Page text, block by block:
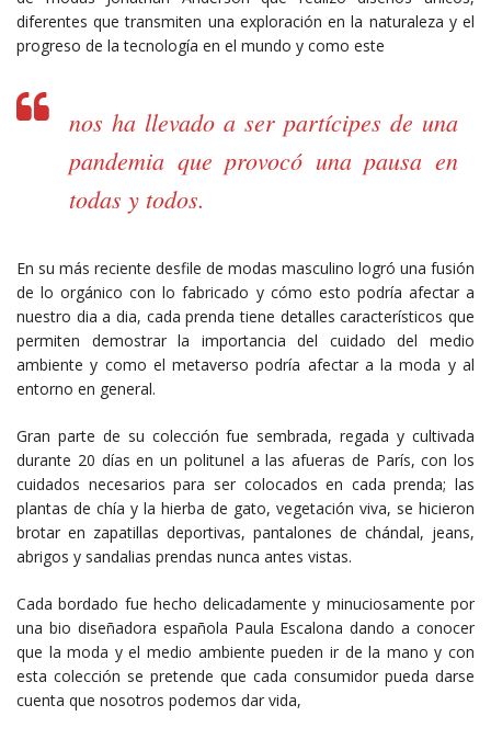
diferentes que transmiten una exploración en la naturaleza y el
progreso de la tecnología en el mundo y como este
nos ha llevado a ser partícipes de una
pandemia que provocó una pausa en
todas y todos.
En su más reciente desfile de modas masculino logró una fusión
de lo orgánico con lo fabricado y cómo esto podría afectar a
nuestro dia a dia, cada prenda tiene detalles característicos que
permiten demostrar la importancia del cuidado del medio
ambiente y como el metaverso podría afectar a la moda y al
entorno en general.
Gran parte de su colección fue sembrada, regada y cultivada
durante 20 días en un politunel a las afueras de París, con los
cuidados necesarios para ser colocados en cada prenda; las
plantas de chía y la hierba de gato, vegetación viva, se hicieron
brotar en zapatillas deportivas, pantalones de chándal, jeans,
abrigos y sandalias prendas nunca antes vistas.
Cada bordado fue hecho delicadamente y minuciosamente por
una bio diseñadora española Paula Escalona dando a conocer
que la moda y el medio ambiente pueden ir de la mano y con
esta colección se pretende que cada consumidor pueda darse
cuenta que nosotros podemos dar vida,